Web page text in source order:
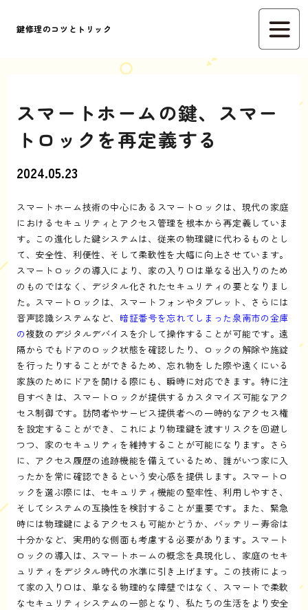
鍵修理のコツとトリック
スマートホームの鍵、スマー
トロックを再定義する
2024.05.23
スマートホーム技術の中心にあるスマートロックは、現代の家庭
におけるセキュリティとアクセス管理を根本から再定義していま
す。この進化した鍵システムは、従来の物理鍵に代わるものとし
て、安全性、利便性、そして柔軟性を大幅に向上させています。
スマートロックの導入により、家の入り口は単なる出入りのため
のものではなく、デジタル化されたセキュリティの要となりまし
た。スマートロックは、スマートフォンやタブレット、さらには
音声認識システムなど、 暗証番号を忘れてしまった泉南市の金庫
の複数のデジタルデバイスを介して操作することが可能です。遠
隔からでもドアのロック状態を確認したり、ロックの解除や施錠
を行ったりすることができるため、忘れ物をした際や遠くにいる
家族のためにドアを開ける際にも、瞬時に対応できます。特に注
目すべきは、スマートロックが提供するカスタマイズ可能なアク
セス制御です。訪問者やサービス提供者への一時的なアクセス権
を設定することができ、これにより物理鍵を渡すリスクを回避し
つつ、家のセキュリティを維持することが可能になります。さら
に、アクセス履歴の追跡機能を備えているため、誰がいつ家に入
ったかを常に確認できるという安心感を提供します。スマートロ
ックを選ぶ際には、セキュリティ機能の堅牢性、利用しやすさ、
そしてシステムの互換性を検討することが重要です。また、緊急
時には物理鍵によるアクセスも可能かどうか、バッテリー寿命は
十分かなど、実用的な側面も考慮する必要があります。スマート
ロックの導入は、スマートホームの概念を具現化し、家庭のセキ
ュリティをデジタル時代の水準に引き上げます。この技術によっ
て家の入り口は、単なる物理的な障壁ではなく、スマートで柔軟
なセキュリティシステムの一部となり、私たちの生活をより安全